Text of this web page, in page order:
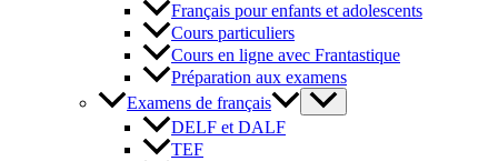
Français pour enfants et adolescents
Cours particuliers
Cours en ligne avec Frantastique
Préparation aux examens
Examens de français
DELF et DALF
TEF